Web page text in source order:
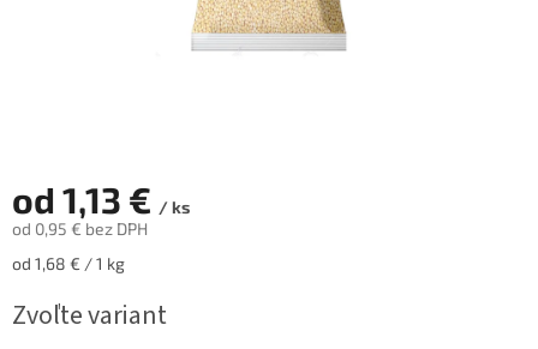
od 1,13 € / ks
od 0,95 € bez DPH
Jednotková
od 1,68 € / 1 kg
Zvoľte variant